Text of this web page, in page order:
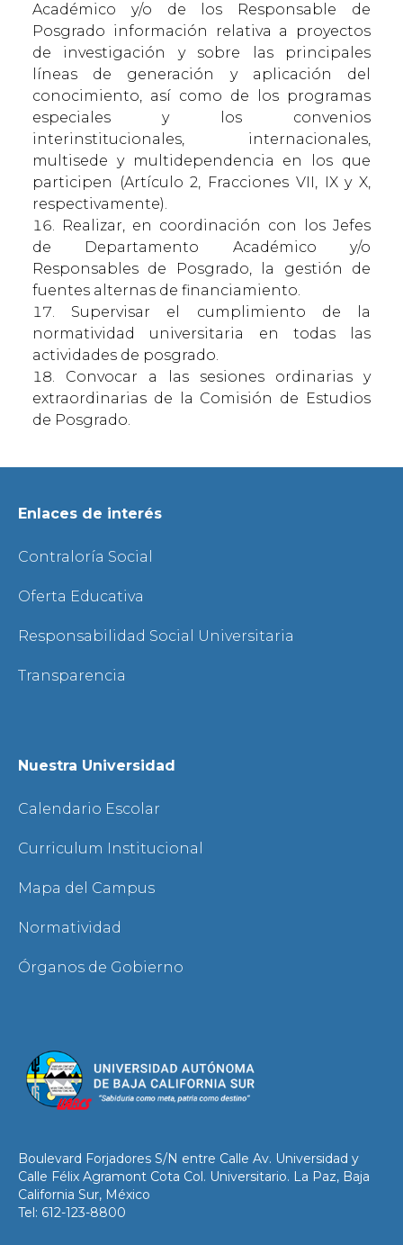
Académico y/o de los Responsable de
Posgrado información relativa a proyectos
de investigación y sobre las principales
líneas de generación y aplicación del
conocimiento, así como de los programas
especiales y los convenios
interinstitucionales, internacionales,
multisede y multidependencia en los que
participen (Artículo 2, Fracciones VII, IX y X,
respectivamente).
Realizar, en coordinación con los Jefes
de Departamento Académico y/o
Responsables de Posgrado, la gestión de
fuentes alternas de financiamiento.
Supervisar el cumplimiento de la
normatividad universitaria en todas las
actividades de posgrado.
Convocar a las sesiones ordinarias y
extraordinarias de la Comisión de Estudios
de Posgrado.
Enlaces de interés
Contraloría Social
Oferta Educativa
Responsabilidad Social Universitaria
Transparencia
Nuestra Universidad
Calendario Escolar
Curriculum Institucional
Mapa del Campus
Normatividad
Órganos de Gobierno
Boulevard Forjadores S/N entre Calle Av. Universidad y
Calle Félix Agramont Cota Col. Universitario. La Paz, Baja
California Sur, México
Tel: 612-123-8800